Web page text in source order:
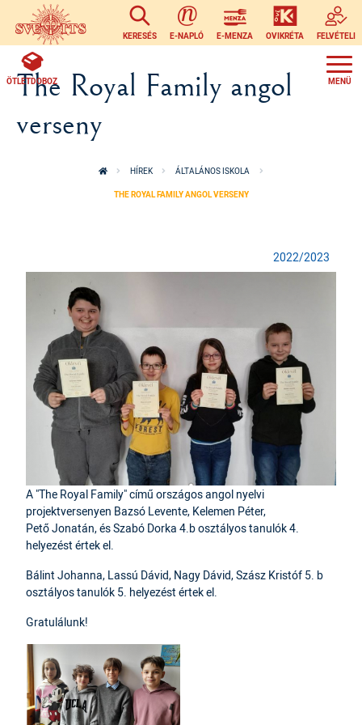
Ugrás a tartalomra
KERESÉS E-NAPLÓ E-MENZA OVIKRÉTA FELVÉTELI
ÖTLETDOBOZ
The Royal Family angol
verseny
HÍREK ÁLTALÁNOS ISKOLA
THE ROYAL FAMILY ANGOL VERSENY
2022/2023
A "The Royal Family" című országos angol nyelvi
projektversenyen Bazsó Levente, Kelemen Péter,
Pető Jonatán, és Szabó Dorka 4.b osztályos tanulók 4.
helyezést értek el.
Bálint Johanna, Lassú Dávid, Nagy Dávid, Szász Kristóf 5. b
osztályos tanulók 5. helyezést értek el.
Gratulálunk!